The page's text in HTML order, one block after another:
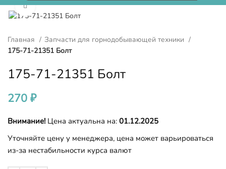
Нажмите, чтобы увеличить
Главная
Запчасти для горнодобывающей техники
175-71-21351 Болт
175-71-21351 Болт
270 ₽
Внимание! Цена актуальна на: 01.12.2025
Уточняйте цену у менеджера, цена может варьироваться
из-за нестабильности курса валют